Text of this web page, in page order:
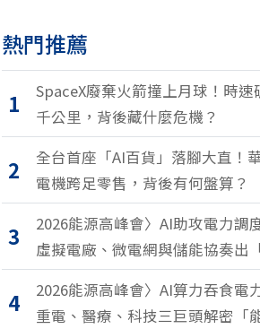
熱門推薦
1
SpaceX廢棄火箭撞上月球！時速
千公里，背後藏什麼危機？
2
全台首座「AI百貨」落腳大直！
電機跨足零售，背後有何盤算？
3
2026能源高峰會〉AI助攻電力調
虛擬電廠、微電網與儲能協奏出
源交響樂」
4
2026能源高峰會〉AI算力吞食電
重電、醫療、科技三巨頭解密「